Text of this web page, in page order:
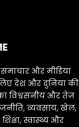
समाचार और मीडिया
देश और दुनिया की
विश्वसनीय और तेज़
व्यवसाय, खेल,
स्वास्थ्य और